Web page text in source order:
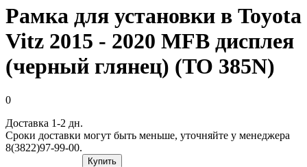
Рамка для установки в Toyota
Vitz 2015 - 2020 MFB дисплея
(черный глянец) (TO 385N)
0
Доставка 1-2 дн.
Сроки доставки могут быть меньше, уточняйте у менеджера
8(3822)97-99-00.
Купить